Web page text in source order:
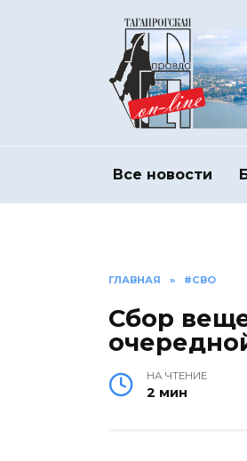
Все новости
ГЛАВНАЯ » #СВО
Сбор
НА ЧТЕНИЕ
2 мин